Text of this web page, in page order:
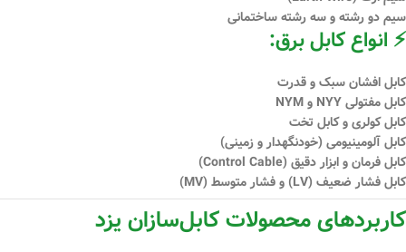
سیم دو رشته و سه رشته ساختمانی
⚡ انواع کابل برق:
کابل افشان سبک و قدرت
کابل مفتولی NYY و NYM
کابل کولری و کابل تخت
کابل آلومینیومی (خودنگهدار و زمینی)
کابل فرمان و ابزار دقیق (Control Cable)
کابل فشار ضعیف (LV) و فشار متوسط (MV)
کاربردهای محصولات کابل‌سازان یزد